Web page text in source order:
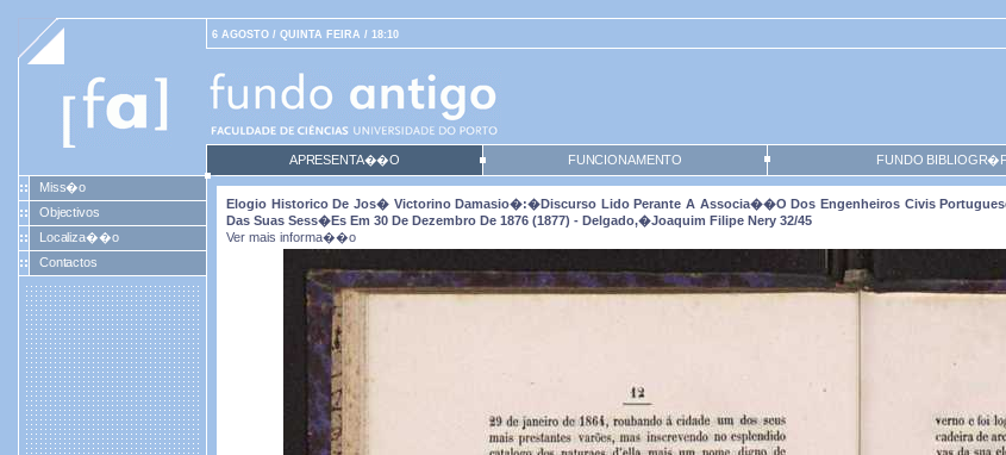
6 AGOSTO / QUINTA FEIRA / 18:10
APRESENTA��O FUNCIONAMENTO FUNDO
Miss�o
Objectivos
Localiza��o
Contactos
Elogio Historico De Jos� Victorino Damasio�:�discurso Lido Perante A Associa��o Dos Engenheiros Civis
Das Suas Sess�es Em 30 De Dezembro De 1876 (1877) - Delgado,�Joaquim Filipe Nery 32/45
Ver mais informa��o